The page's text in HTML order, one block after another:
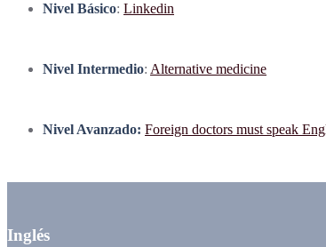
Nivel Básico: Linkedin
Nivel Intermedio: Alternative medicine
Nivel Avanzado: Foreign doctors must speak
Inglés